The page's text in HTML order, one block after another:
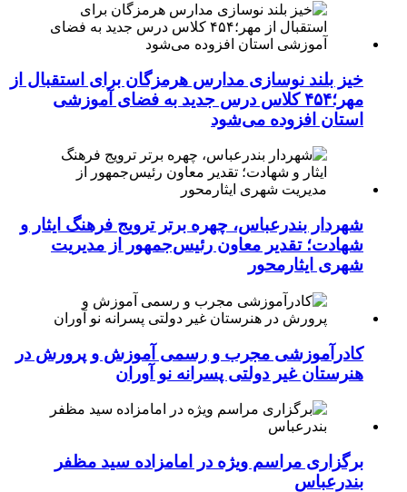
خیز بلند نوسازی مدارس هرمزگان برای استقبال از
مهر؛۴۵۴ کلاس درس جدید به فضای آموزشی
استان افزوده می‌شود
شهردار بندرعباس، چهره برتر ترویج فرهنگ ایثار و
شهادت؛ تقدیر معاون رئیس‌جمهور از مدیریت
شهری ایثارمحور
کادرآموزشی مجرب و رسمی آموزش و پرورش در
هنرستان غیر دولتی پسرانه نو آوران
برگزاری مراسم ویژه در امامزاده سید مظفر
بندرعباس